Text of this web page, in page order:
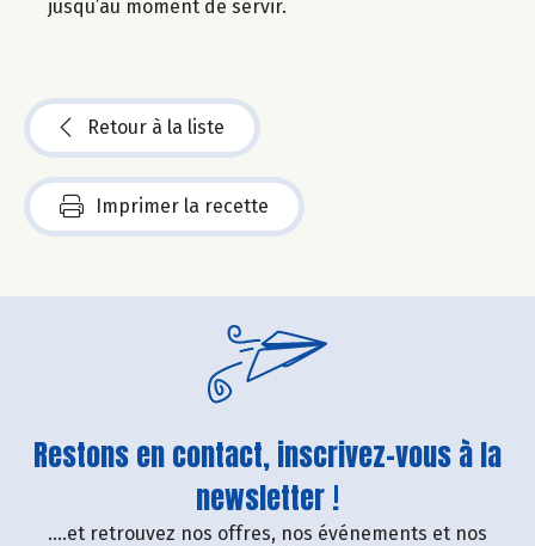
jusqu’au moment de servir.
Retour à la liste
Imprimer la recette
Restons en contact, inscrivez-vous à la
newsletter !
....et retrouvez nos offres, nos événements et nos